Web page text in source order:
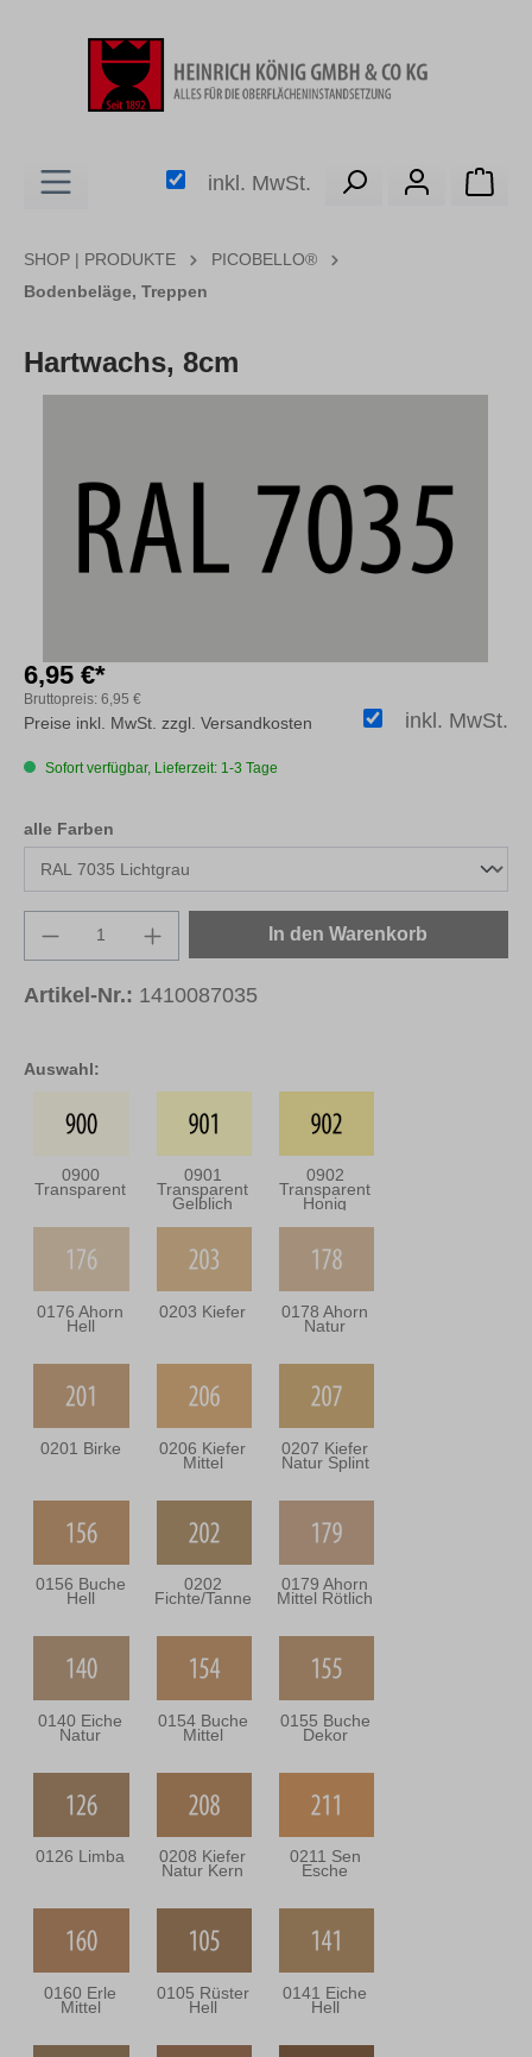
inkl. MwSt.
SHOP | PRODUKTE
PICOBELLO®
Bodenbeläge, Treppen
Hartwachs, 8cm
Auswahl:
0900
Transparent
0901
Transparent
Gelblich
0902
Transparent
Honig
0176 Ahorn
Hell
0203 Kiefer 0178 Ahorn
Natur
0201 Birke 0206 Kiefer
Mittel
0207 Kiefer
Natur Splint
0156 Buche
Hell
0202
Fichte/Tanne
0179 Ahorn
Mittel Rötlich
0140 Eiche
Natur
0154 Buche
Mittel
0155 Buche
Dekor
0126 Limba 0208 Kiefer
Natur Kern
0211 Sen
Esche
0160 Erle
Mittel
0105 Rüster
Hell
0141 Eiche
Hell
6,95 €*
Bruttopreis: 6,95 €
inkl. MwSt.
Preise inkl. MwSt. zzgl. Versandkosten
Sofort verfügbar, Lieferzeit: 1-3 Tage
alle Farben
Produkt Anzahl: Gib den gewünschten
In den Warenkorb
Artikel-Nr.: 1410087035